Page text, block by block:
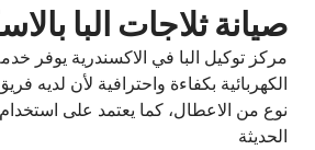
صيانة ثلاجات البا
مركز توكيل البا في الاكسندرية يوفر
الكهربائية بكفاءة واحترافية لأن لديه
نوع من الاعطال، كما يعتمد على استخدام
الحديثة